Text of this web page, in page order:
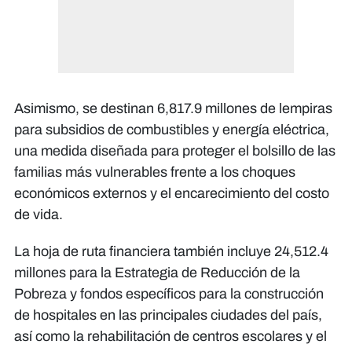
Asimismo, se destinan 6,817.9 millones de lempiras
para subsidios de combustibles y energía eléctrica,
una medida diseñada para proteger el bolsillo de las
familias más vulnerables frente a los choques
económicos externos y el encarecimiento del costo
de vida.
​La hoja de ruta financiera también incluye 24,512.4
millones para la Estrategia de Reducción de la
Pobreza y fondos específicos para la construcción
de hospitales en las principales ciudades del país,
así como la rehabilitación de centros escolares y el